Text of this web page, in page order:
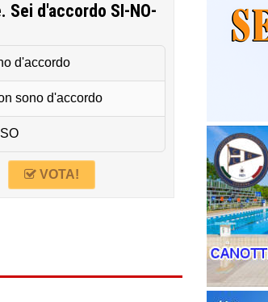
Sei d'accordo SI-NO-
d'accordo
sono d'accordo
VOTA!